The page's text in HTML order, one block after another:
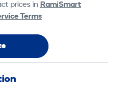
prices in RamiSmart
Terms